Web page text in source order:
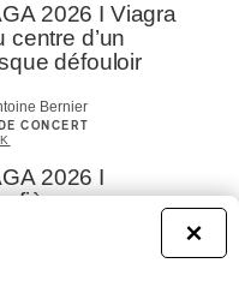
2026 I Viagra
centre d’un
défouloir
Bernier
CONCERT
2026 I
fièvre
Bernier
CONCERT
×